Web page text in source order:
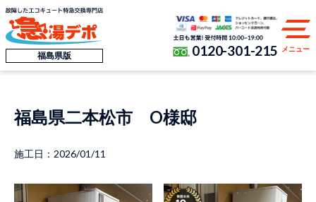
福島県版 0120-301-215 メニュー
福島県二本松市 O様邸
施工日：2026/01/11